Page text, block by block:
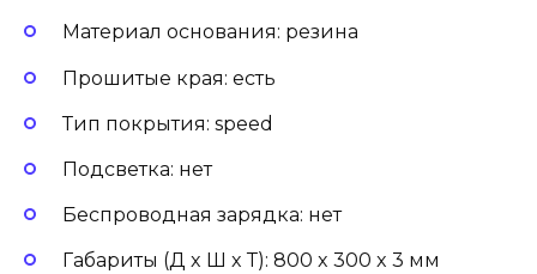
Материал основания: резина
Прошитые края: есть
Тип покрытия: speed
Подсветка: нет
Беспроводная зарядка: нет
Габариты (Д x Ш x Т): 800 x 300 x 3 мм